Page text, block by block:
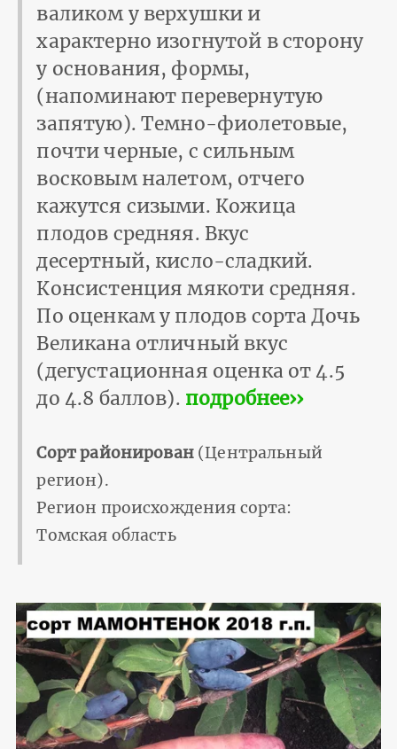
валиком у верхушки и
характерно изогнутой в сторону
у основания, формы,
(напоминают перевернутую
запятую). Темно-фиолетовые,
почти черные, с сильным
восковым налетом, отчего
кажутся сизыми. Кожица
плодов средняя. Вкус
десертный, кисло-сладкий.
Консистенция мякоти средняя.
По оценкам у плодов сорта Дочь
Великана отличный вкус
(дегустационная оценка от 4.5
до 4.8 баллов). подробнее››
Сорт районирован(Центральный
регион).
Регион происхождения сорта:
Томская область